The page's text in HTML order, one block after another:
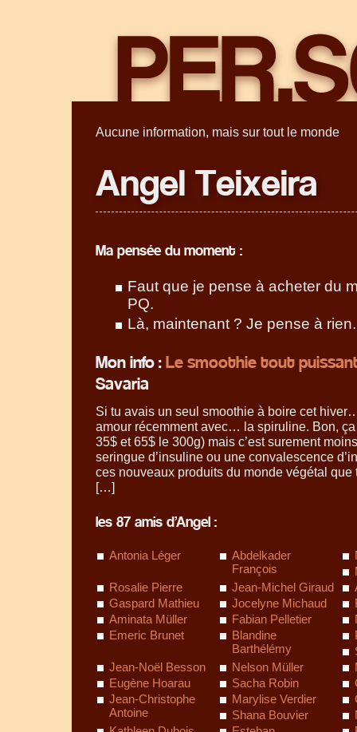
Aucune information, mais sur tout le monde
Angel Teixeira
Ma pensée du moment :
Faut que je pense à acheter du
PQ.
Là, maintenant ? Je pense à rien.
Mon info :Le smoothie tout
Savaria
Si tu avais un seul smoothie à boire cet
amour récemment avec… la spiruline. Bon,
35$ et 65$ le 300g) mais c’est surement
seringue d’insuline ou une convalescence
ces nouveaux produits du monde végétal que
[…]
les 87 amis d’Angel :
Antonia Léger
Abdelkader
François
Rosalie Pierre
Jean-Michel Giraud
Gaspard Mathieu
Jocelyne Michaud
Aminata Müller
Fabian Pelletier
Emeric Brunet
Blandine
Barthélémy
Jean-Noël Besson
Nelson Müller
Eugène Hoarau
Sacha Robin
Jean-Christophe
Antoine
Marylise Verdier
Shana Bouvier